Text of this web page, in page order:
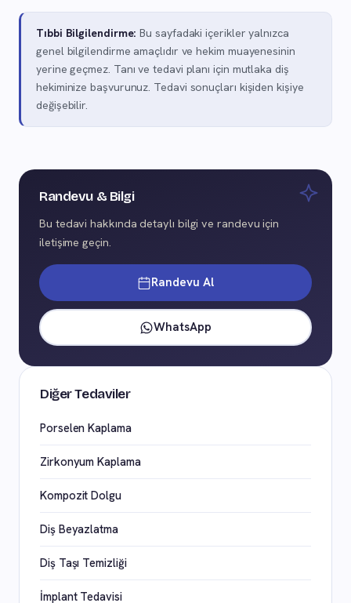
edilir. Bazı durumlarda diş beyazlatma, bonding veya
estetik dolgu teknikleri de tedavi planına dahil
edilebilir.
Tıbbi Bilgilendirme: Bu sayfadaki içerikler yalnızca
genel bilgilendirme amaçlıdır ve hekim muayenesinin
yerine geçmez. Tanı ve tedavi planı için mutlaka diş
hekiminize başvurunuz. Tedavi sonuçları kişiden kişiye
değişebilir.
Randevu & Bilgi
Bu tedavi hakkında detaylı bilgi ve randevu için
iletişime geçin.
Randevu Al
WhatsApp
Diğer Tedaviler
Porselen Kaplama
Zirkonyum Kaplama
Kompozit Dolgu
Diş Beyazlatma
Diş Taşı Temizliği
İmplant Tedavisi